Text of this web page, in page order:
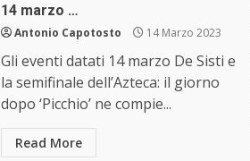
14 marzo …
Antonio Capotosto 14 Marzo 2023
Gli eventi datati 14 marzo De Sisti e
la semifinale dell’Azteca: il giorno
dopo ‘Picchio’ ne compie...
Read More